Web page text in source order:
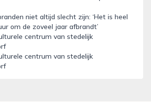
niet altijd slecht zijn: ‘Het is heel
om de zoveel jaar afbrandt’
centrum van stedelijk
centrum van stedelijk